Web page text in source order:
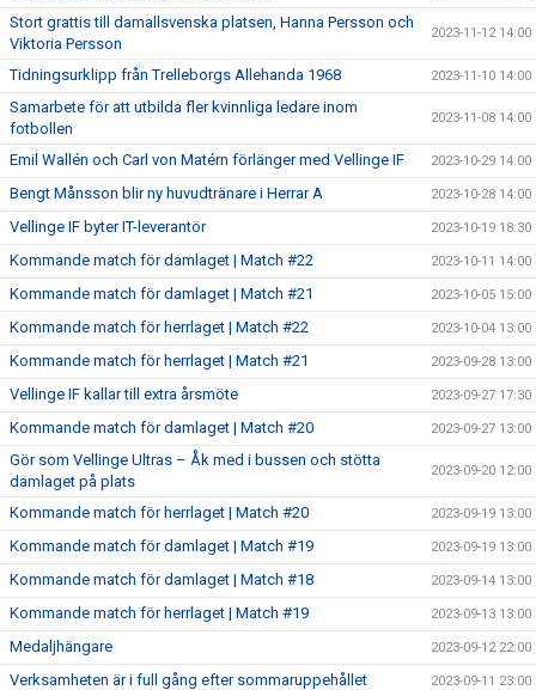
Stort grattis till damallsvenska platsen, Hanna Persson och
Viktoria Persson
2023-11-12 14:00
Tidningsurklipp från Trelleborgs Allehanda 1968 2023-11-10 14:00
Samarbete för att utbilda fler kvinnliga ledare inom
fotbollen
2023-11-08 14:00
Emil Wallén och Carl von Matérn förlänger med Vellinge IF 2023-10-29 14:00
Bengt Månsson blir ny huvudtränare i Herrar A 2023-10-28 14:00
Vellinge IF byter IT-leverantör 2023-10-19 18:30
Kommande match för damlaget | Match #22 2023-10-11 14:00
Kommande match för damlaget | Match #21 2023-10-05 15:00
Kommande match för herrlaget | Match #22 2023-10-04 13:00
Kommande match för herrlaget | Match #21 2023-09-28 13:00
Vellinge IF kallar till extra årsmöte 2023-09-27 17:30
Kommande match för damlaget | Match #20 2023-09-27 13:00
Gör som Vellinge Ultras – Åk med i bussen och stötta
damlaget på plats
2023-09-20 12:00
Kommande match för herrlaget | Match #20 2023-09-19 13:00
Kommande match för damlaget | Match #19 2023-09-19 13:00
Kommande match för damlaget | Match #18 2023-09-14 13:00
Kommande match för herrlaget | Match #19 2023-09-13 13:00
Medaljhängare 2023-09-12 22:00
Verksamheten är i full gång efter sommaruppehållet 2023-09-11 23:00